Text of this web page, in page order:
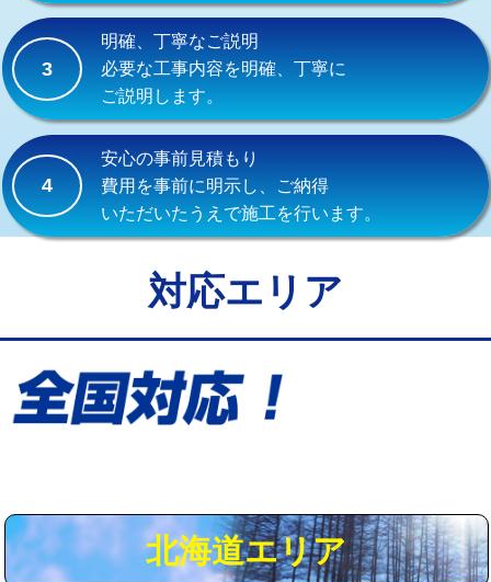
持込商品取付（単水栓）
持込商品取付（混合水栓） 16,500円
持込商品取付（浄水器・分岐水栓） 16,500円
給水管工事※（ホール加工)
給水管工事※（バンド止め) 3,300円
給水管工事※（保温材使用（バンド止
5,500円
給水管工事※（土の掘削・埋め戻し作
業)
用（追加）/3ｍ超え)
給水管工事※（ライニング鋼管・銅
44,000円
3
明確、丁寧なご説明
必要な工事内容を明確、丁寧に
ご説明します。
4
安心の事前見積もり
費用を事前に明示し、ご納得
いただいたうえで施工を行います。
対応エリア
北海道エリア